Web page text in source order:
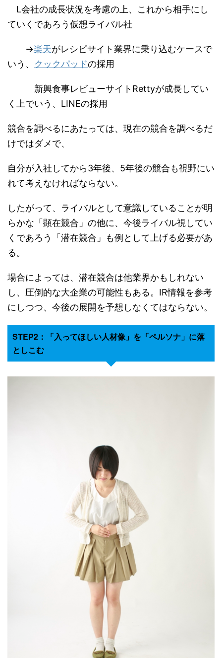
L会社の成長状況を考慮の上、これから相手にし
ていくであろう仮想ライバル社
→楽天がレシピサイト業界に乗り込むケースで
いう、 クックパッドの採用
新興食事レビューサイトRettyが成長してい
く上でいう、LINEの採用
競合を調べるにあたっては、現在の競合を調べるだ
けではダメで、
自分が入社してから3年後、5年後の競合も視野にい
れて考えなければならない。
したがって、ライバルとして意識していることが明
らかな「顕在競合」の他に、今後ライバル視してい
くであろう「潜在競合」も例として上げる必要があ
る。
場合によっては、潜在競合は他業界かもしれない
し、圧倒的な大企業の可能性もある。IR情報を参考
にしつつ、今後の展開を予想しなくてはならない。
STEP2：「入ってほしい人材像」を「ペルソナ」に落
としこむ